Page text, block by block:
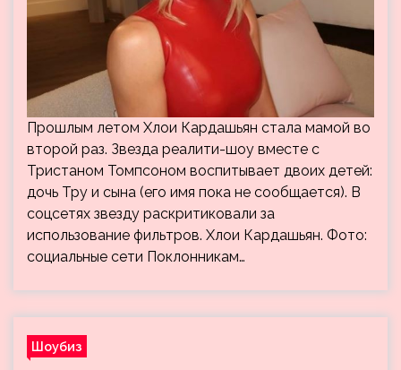
Прошлым летом Хлои Кардашьян стала мамой во
второй раз. Звезда реалити-шоу вместе с
Тристаном Томпсоном воспитывает двоих детей:
дочь Тру и сына (его имя пока не сообщается). В
соцсетях звезду раскритиковали за
использование фильтров. Хлои Кардашьян. Фото:
социальные сети Поклонникам…
Шоубиз